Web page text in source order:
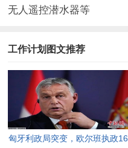
无人遥控潜水器等
工作计划图文推荐
匈牙利政局突变，欧尔班执政16